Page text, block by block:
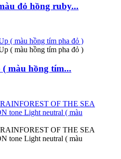
đỏ hồng ruby...
màu hồng tím...